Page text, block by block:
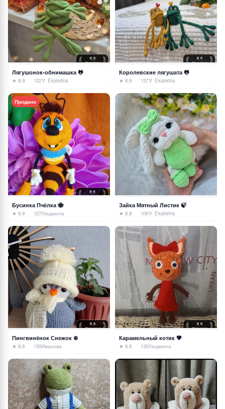
Лягушонок-обнимашка 🐸
★ 8.9 122🏅 Ekaterina
Королевские лягушата 🐸
★ 8.9 137🏅 Ekaterina
Продано
Бусинка Пчёлка 🐝
★ 8.9 127Людмила
Зайка Мятный Листик 🍃
★ 8.8 109🏅 Ekaterina
Пингвинёнок Снежок ❄️
★ 8.8 130Иванова
Карамельный котик 🧡
★ 8.8 130Людмила